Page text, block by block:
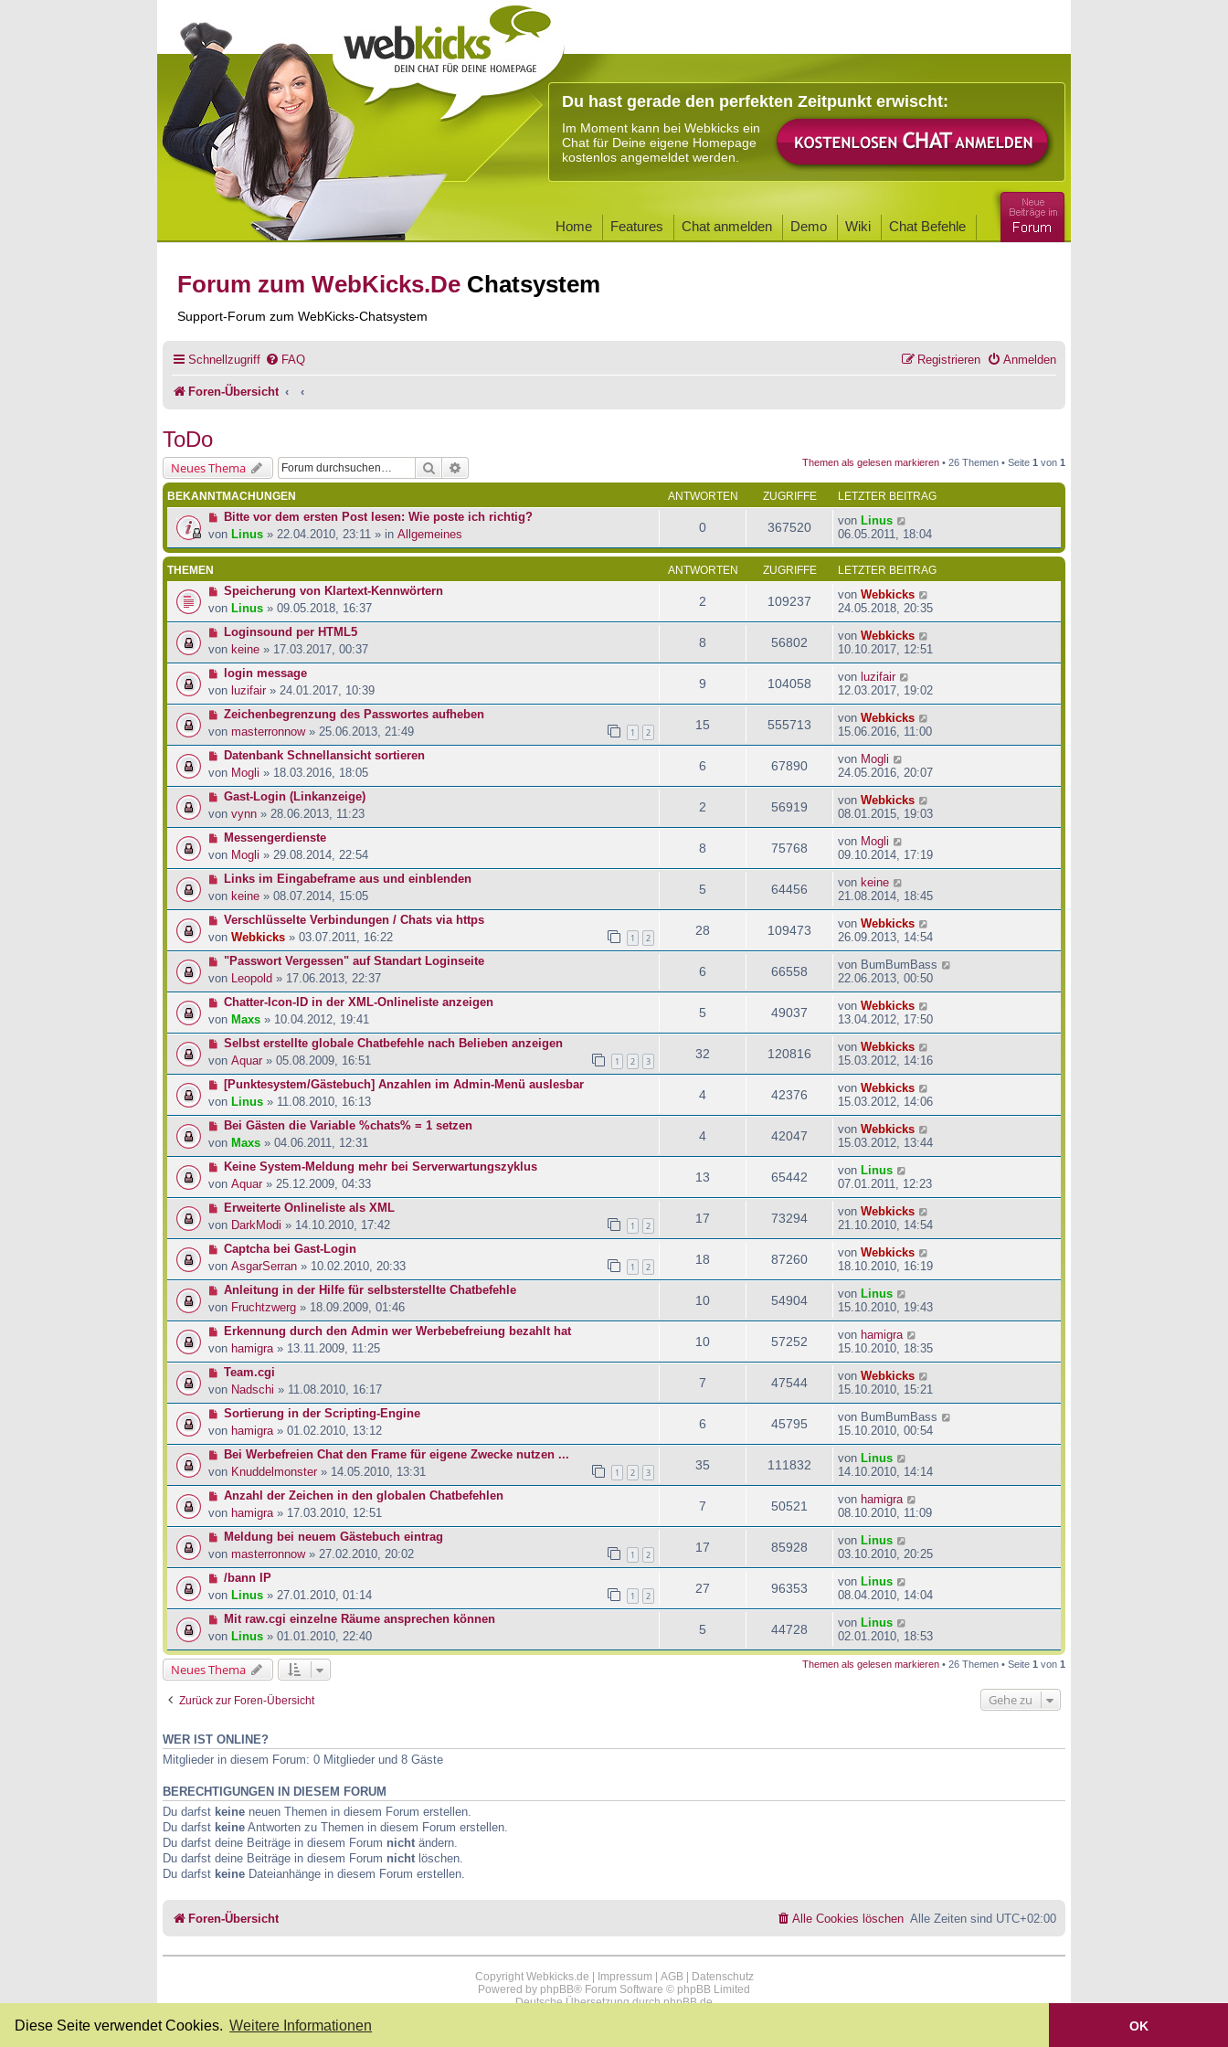
Diese Seite verwendet Cookies. Weitere Informationen OK
Du hast gerade den perfekten Zeitpunkt erwischt:
Im Moment kann bei Webkicks ein
Chat für Deine eigene Homepage
kostenlos angemeldet werden.
Home Features Chat anmelden Demo Wiki Chat Befehle
Forum zum WebKicks.De Chatsystem
Support-Forum zum WebKicks-Chatsystem
Schnellzugriff FAQ Anmelden
Registrieren
Foren-Übersicht
ToDo
Neues Thema Suche Themen als gelesen markieren • 26 Themen • Seite 1 von 1
BEKANNTMACHUNGEN ANTWORTEN ZUGRIFFE LETZTER BEITRAG
Bitte vor dem ersten Post lesen: Wie poste ich richtig?
von Linus » 22.04.2010, 23:11 » in Allgemeines 0 367520 von Linus
06.05.2011, 18:04
THEMEN ANTWORTEN ZUGRIFFE LETZTER BEITRAG
Speicherung von Klartext-Kennwörtern
von Linus » 09.05.2018, 16:37 2 109237 von Webkicks
24.05.2018, 20:35
Loginsound per HTML5
von keine » 17.03.2017, 00:37 8 56802 von Webkicks
10.10.2017, 12:51
login message
von luzifair» 24.01.2017, 10:39 9 104058 von luzifair
12.03.2017, 19:02
Zeichenbegrenzung des Passwortes aufheben
von masterronnow» 25.06.2013, 21:49 1 2
15 555713 von Webkicks
15.06.2016, 11:00
Datenbank Schnellansicht sortieren
von Mogli » 18.03.2016, 18:05 6 67890 von Mogli
24.05.2016, 20:07
Gast-Login (Linkanzeige)
von vynn » 28.06.2013, 11:23 2 56919 von Webkicks
08.01.2015, 19:03
Messengerdienste
von Mogli » 29.08.2014, 22:54 8 75768 von Mogli
09.10.2014, 17:19
Links im Eingabeframe aus und einblenden
von keine » 08.07.2014, 15:05 5 64456 von keine
21.08.2014, 18:45
Verschlüsselte Verbindungen / Chats via https
von Webkicks » 03.07.2011, 16:22 1 2
28 109473 von Webkicks
26.09.2013, 14:54
"Passwort Vergessen" auf Standart Loginseite
von
Leopold » 17.06.2013, 22:37 6 66558 von BumBumBass
22.06.2013, 00:50
Chatter-Icon-ID in der XML-Onlineliste anzeigen
von Maxs » 10.04.2012, 19:41 5 49037 von Webkicks
13.04.2012, 17:50
Selbst erstellte globale Chatbefehle nach Belieben anzeigen
von Aquar » 05.08.2009, 16:51 1 2 3
32 120816 von Webkicks
15.03.2012, 14:16
[Punktesystem/Gästebuch] Anzahlen im Admin-Menü auslesbar
von Linus » 11.08.2010, 16:13 4 42376 von Webkicks
15.03.2012, 14:06
Bei Gästen die Variable %chats% = 1 setzen
von Maxs » 04.06.2011, 12:31 4 42047 von Webkicks
15.03.2012, 13:44
Keine System-Meldung mehr bei Serverwartungszyklus
von Aquar» 25.12.2009, 04:33 13 65442 von Linus
07.01.2011, 12:23
Erweiterte Onlineliste als XML
von DarkModi » 14.10.2010, 17:42 1 2
17 73294 von Webkicks
21.10.2010, 14:54
Captcha bei Gast-Login
von AsgarSerran » 10.02.2010, 20:33 1 2
18 87260 von Webkicks
18.10.2010, 16:19
Anleitung in der Hilfe für selbsterstellte Chatbefehle
von Fruchtzwerg » 18.09.2009, 01:46 10 54904 von Linus
15.10.2010, 19:43
Erkennung durch den Admin wer Werbebefreiung bezahlt hat
von hamigra » 13.11.2009, 11:25 10 57252 von hamigra
15.10.2010, 18:35
Team.cgi
von Nadschi » 11.08.2010, 16:17 7 47544 von Webkicks
15.10.2010, 15:21
Sortierung in der Scripting-Engine
von hamigra » 01.02.2010, 13:12 6 45795 von BumBumBass
15.10.2010, 00:54
Bei Werbefreien Chat den Frame für eigene Zwecke nutzen ...
von Knuddelmonster » 14.05.2010, 13:31 1 2 3
35 111832 von Linus
14.10.2010, 14:14
Anzahl der Zeichen in den globalen Chatbefehlen
von hamigra » 17.03.2010, 12:51 7 50521 von hamigra
08.10.2010, 11:09
Meldung bei neuem Gästebuch eintrag
von masterronnow» 27.02.2010, 20:02 1 2
17 85928 von Linus
03.10.2010, 20:25
/bann IP
von Linus » 27.01.2010, 01:14 1 2
27 96353 von Linus
08.04.2010, 14:04
Mit raw.cgi einzelne Räume ansprechen können
von Linus » 01.01.2010, 22:40 5 44728 von Linus
02.01.2010, 18:53
Neues Thema Themen als gelesen markieren • 26 Themen • Seite 1 von 1
Zurück zur Foren-Übersicht Gehe zu
WER IST ONLINE?
Mitglieder in diesem Forum: 0 Mitglieder und 8 Gäste
BERECHTIGUNGEN IN DIESEM FORUM
Du darfst keine neuen Themen in diesem Forum erstellen.
Du darfst keine Antworten zu Themen in diesem Forum erstellen.
Du darfst deine Beiträge in diesem Forum nicht ändern.
Du darfst deine Beiträge in diesem Forum nicht löschen.
Du darfst keine Dateianhänge in diesem Forum erstellen.
Foren-Übersicht Alle Zeiten sind UTC+02:00
Alle Cookies löschen
Copyright Webkicks.de | Impressum | AGB| Datenschutz
Powered by phpBB® Forum Software © phpBB Limited
Deutsche Übersetzung durchphpBB.de